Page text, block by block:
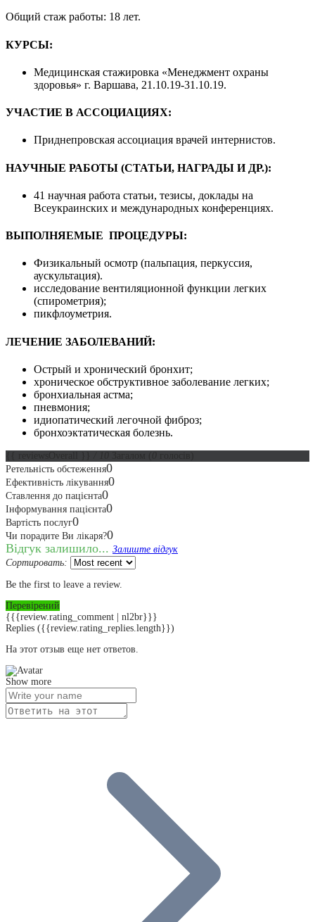
Общий стаж работы: 18 лет.
КУРСЫ:
Медицинская стажировка «Менеджмент охраны
здоровья» г. Варшава, 21.10.19-31.10.19.
УЧАСТИЕ В АССОЦИАЦИЯХ:
Приднепровская ассоциация врачей интернистов.
НАУЧНЫЕ РАБОТЫ (СТАТЬИ, НАГРАДЫ И ДР.):
41 научная работа статьи, тезисы, доклады на
Всеукраинских и международных конференциях.
ВЫПОЛНЯЕМЫЕ ПРОЦЕДУРЫ:
Физикальный осмотр (пальпация, перкуссия,
аускультация).
исследование вентиляционной функции легких
(спирометрия);
пикфлоуметрия.
ЛЕЧЕНИЕ ЗАБОЛЕВАНИЙ:
Острый и хронический бронхит;
хроническое обструктивное заболевание легких;
бронхиальная астма;
пневмония;
идиопатический легочной фиброз;
бронхоэктатическая болезнь.
Ретельність обстеження0
Ефективність лікування0
Ставлення до пацієнта0
Інформування пацієнта0
Вартість послуг0
Чи порадите Ви лікаря?0
Відгук залишило... Залиште відгук
Сортировать:
Be the first to leave a review.
Перевірений
{{{review.rating_comment | nl2br}}}
Replies ({{review.rating_replies.length}})
На этот отзыв еще нет ответов.
Show more